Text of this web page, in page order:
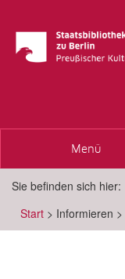
Toggle
Menü
Sie befinden sich hier:
Start > Informieren >